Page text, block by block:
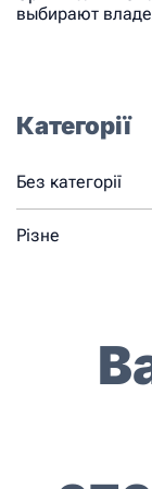
выбирают
Категорії
Без категорії
Різне